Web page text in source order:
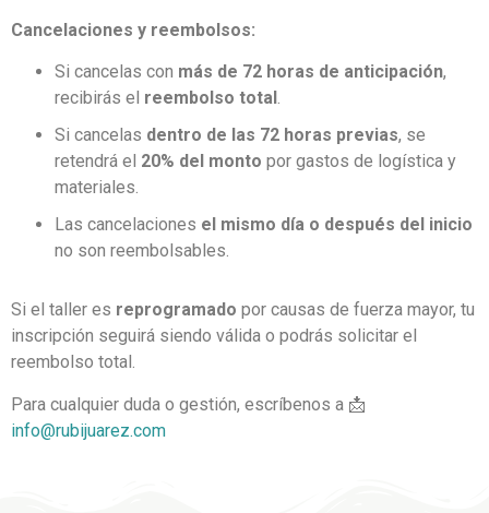
Cancelaciones y reembolsos:
Si cancelas con más de 72 horas de anticipación,
recibirás el reembolso total .
Si cancelas dentro de las 72 horas previas, se
retendrá el 20% del monto por gastos de logística y
materiales.
Las cancelaciones el mismo día o después del inicio
no son reembolsables.
Si el taller es reprogramado por causas de fuerza mayor, tu
inscripción seguirá siendo válida o podrás solicitar el
reembolso total.
Para cualquier duda o gestión, escríbenos a 📩
info@rubijuarez.com